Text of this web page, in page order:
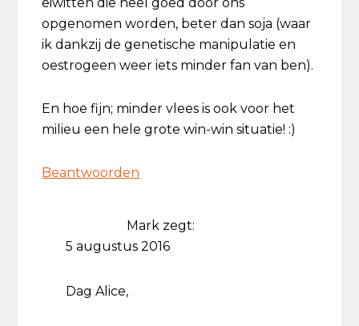
eiwitten die heel goed door ons
opgenomen worden, beter dan soja (waar
ik dankzij de genetische manipulatie en
oestrogeen weer iets minder fan van ben).
En hoe fijn; minder vlees is ook voor het
milieu een hele grote win-win situatie! :)
Beantwoorden
Mark zegt:
5 augustus 2016
Dag Alice,